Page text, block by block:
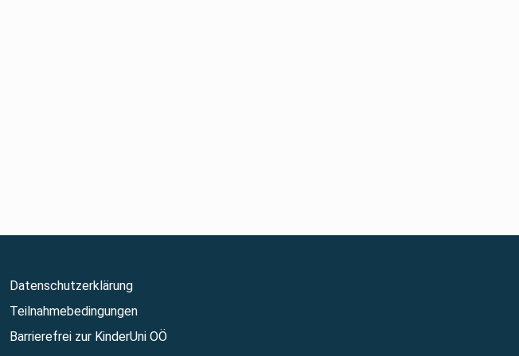
Datenschutzerklärung
Teilnahmebedingungen
Barrierefrei zur KinderUni OÖ